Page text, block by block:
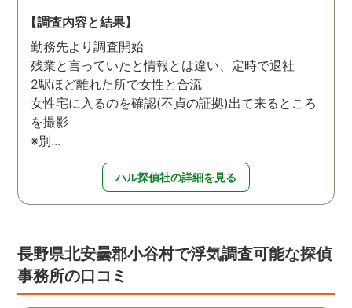
【調査内容と結果】
勤務先より調査開始
残業と言っていたと情報とは違い、定時で退社
2駅ほど離れた所で女性と合流
女性宅に入るのを確認(不貞の証拠)出て来るところ
を撮影
※別...
ハル探偵社の詳細を見る
長野県北安曇郡小谷村で浮気調査可能な探偵
事務所の口コミ